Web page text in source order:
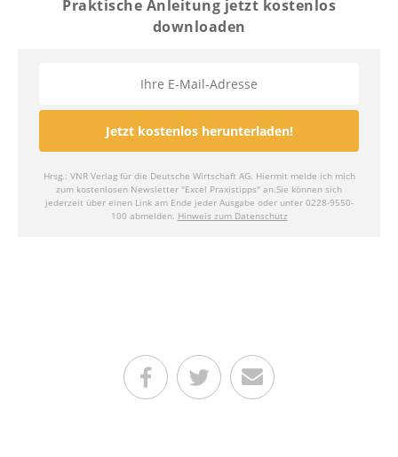
Teilen auf Facebook
Teilen auf Twitter
Per E-Mail senden